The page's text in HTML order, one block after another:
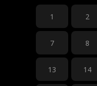
1 2
7 8
13 14